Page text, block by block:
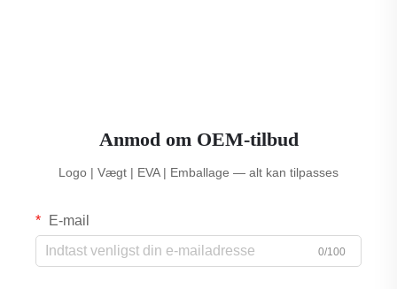
Anmod om OEM-tilbud
Logo | Vægt | EVA | Emballage — alt kan tilpasses
E-mail
0/100